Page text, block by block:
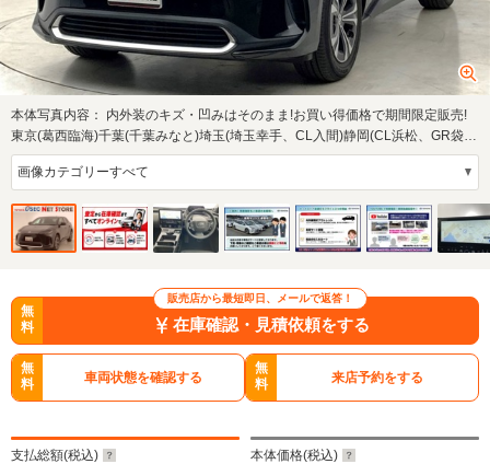
本体写真内容： 内外装のキズ・凹みはそのまま!お買い得価格で期間限定販売!
東京(葛西臨海)千葉(千葉みなと)埼玉(埼玉幸手、CL入間)静岡(CL浜松、GR袋
井)愛知(東海…
販売店から最短即日、メールで返答！
無
料
在庫確認・見積依頼をする
無
料
車両状態を確認する
無
料
来店予約をする
支払総額(税込) 本体価格(税込)